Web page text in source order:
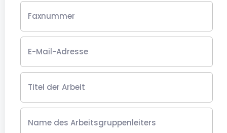
Faxnummer
E-Mail-Adresse
Titel der Arbeit
Name des Arbeitsgruppenleiters